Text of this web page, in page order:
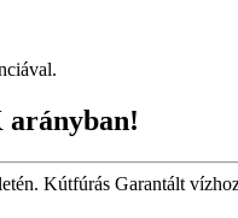
arányban!
Kútfúrás Garantált